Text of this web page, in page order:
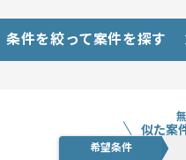
条件を絞って案件を探す
似た案
希望条件